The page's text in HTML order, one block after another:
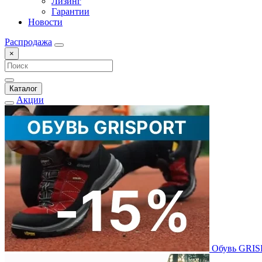
Гарантии
Новости
Распродажа
×
Каталог
Акции
Обувь